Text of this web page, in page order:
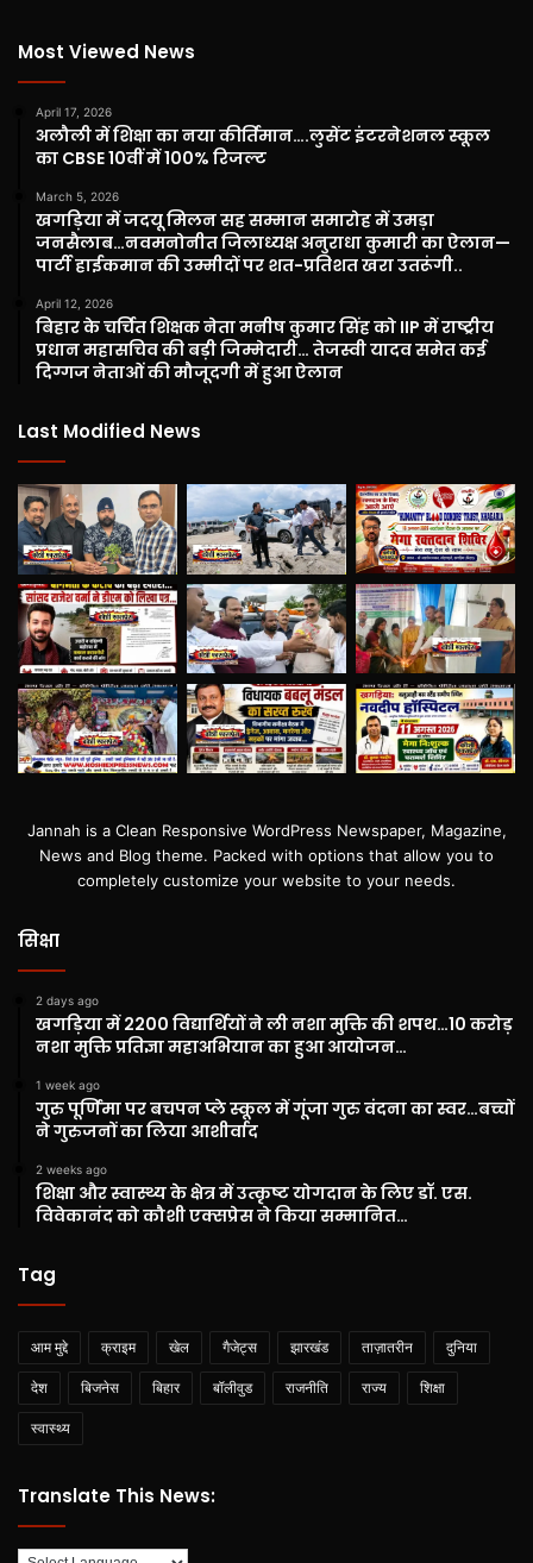
Most Viewed News
April 17, 2026
अलौली में शिक्षा का नया कीर्तिमान….लुसेंट इंटरनेशनल स्कूल
का CBSE 10वीं में 100% रिजल्ट
March 5, 2026
खगड़िया में जदयू मिलन सह सम्मान समारोह में उमड़ा
जनसैलाब…नवमनोनीत जिलाध्यक्ष अनुराधा कुमारी का ऐलान—
पार्टी हाईकमान की उम्मीदों पर शत-प्रतिशत खरा उतरूंगी..
April 12, 2026
बिहार के चर्चित शिक्षक नेता मनीष कुमार सिंह को IIP में राष्ट्रीय
प्रधान महासचिव की बड़ी जिम्मेदारी… तेजस्वी यादव समेत कई
दिग्गज नेताओं की मौजूदगी में हुआ ऐलान
Last Modified News
Jannah is a Clean Responsive WordPress Newspaper, Magazine,
News and Blog theme. Packed with options that allow you to
completely customize your website to your needs.
सिक्षा
2 days ago
खगड़िया में 2200 विद्यार्थियों ने ली नशा मुक्ति की शपथ…10 करोड़
नशा मुक्ति प्रतिज्ञा महाअभियान का हुआ आयोजन…
1 week ago
गुरु पूर्णिमा पर बचपन प्ले स्कूल में गूंजा गुरु वंदना का स्वर…बच्चों
ने गुरुजनों का लिया आशीर्वाद
2 weeks ago
शिक्षा और स्वास्थ्य के क्षेत्र में उत्कृष्ट योगदान के लिए डॉ. एस.
विवेकानंद को कौशी एक्सप्रेस ने किया सम्मानित…
Tag
आम मुद्दे क्राइम खेल गैजेट्स झारखंड ताज़ातरीन दुनिया
देश बिजनेस बिहार बॉलीवुड राजनीति राज्य शिक्षा
स्वास्थ्य
Translate This News: